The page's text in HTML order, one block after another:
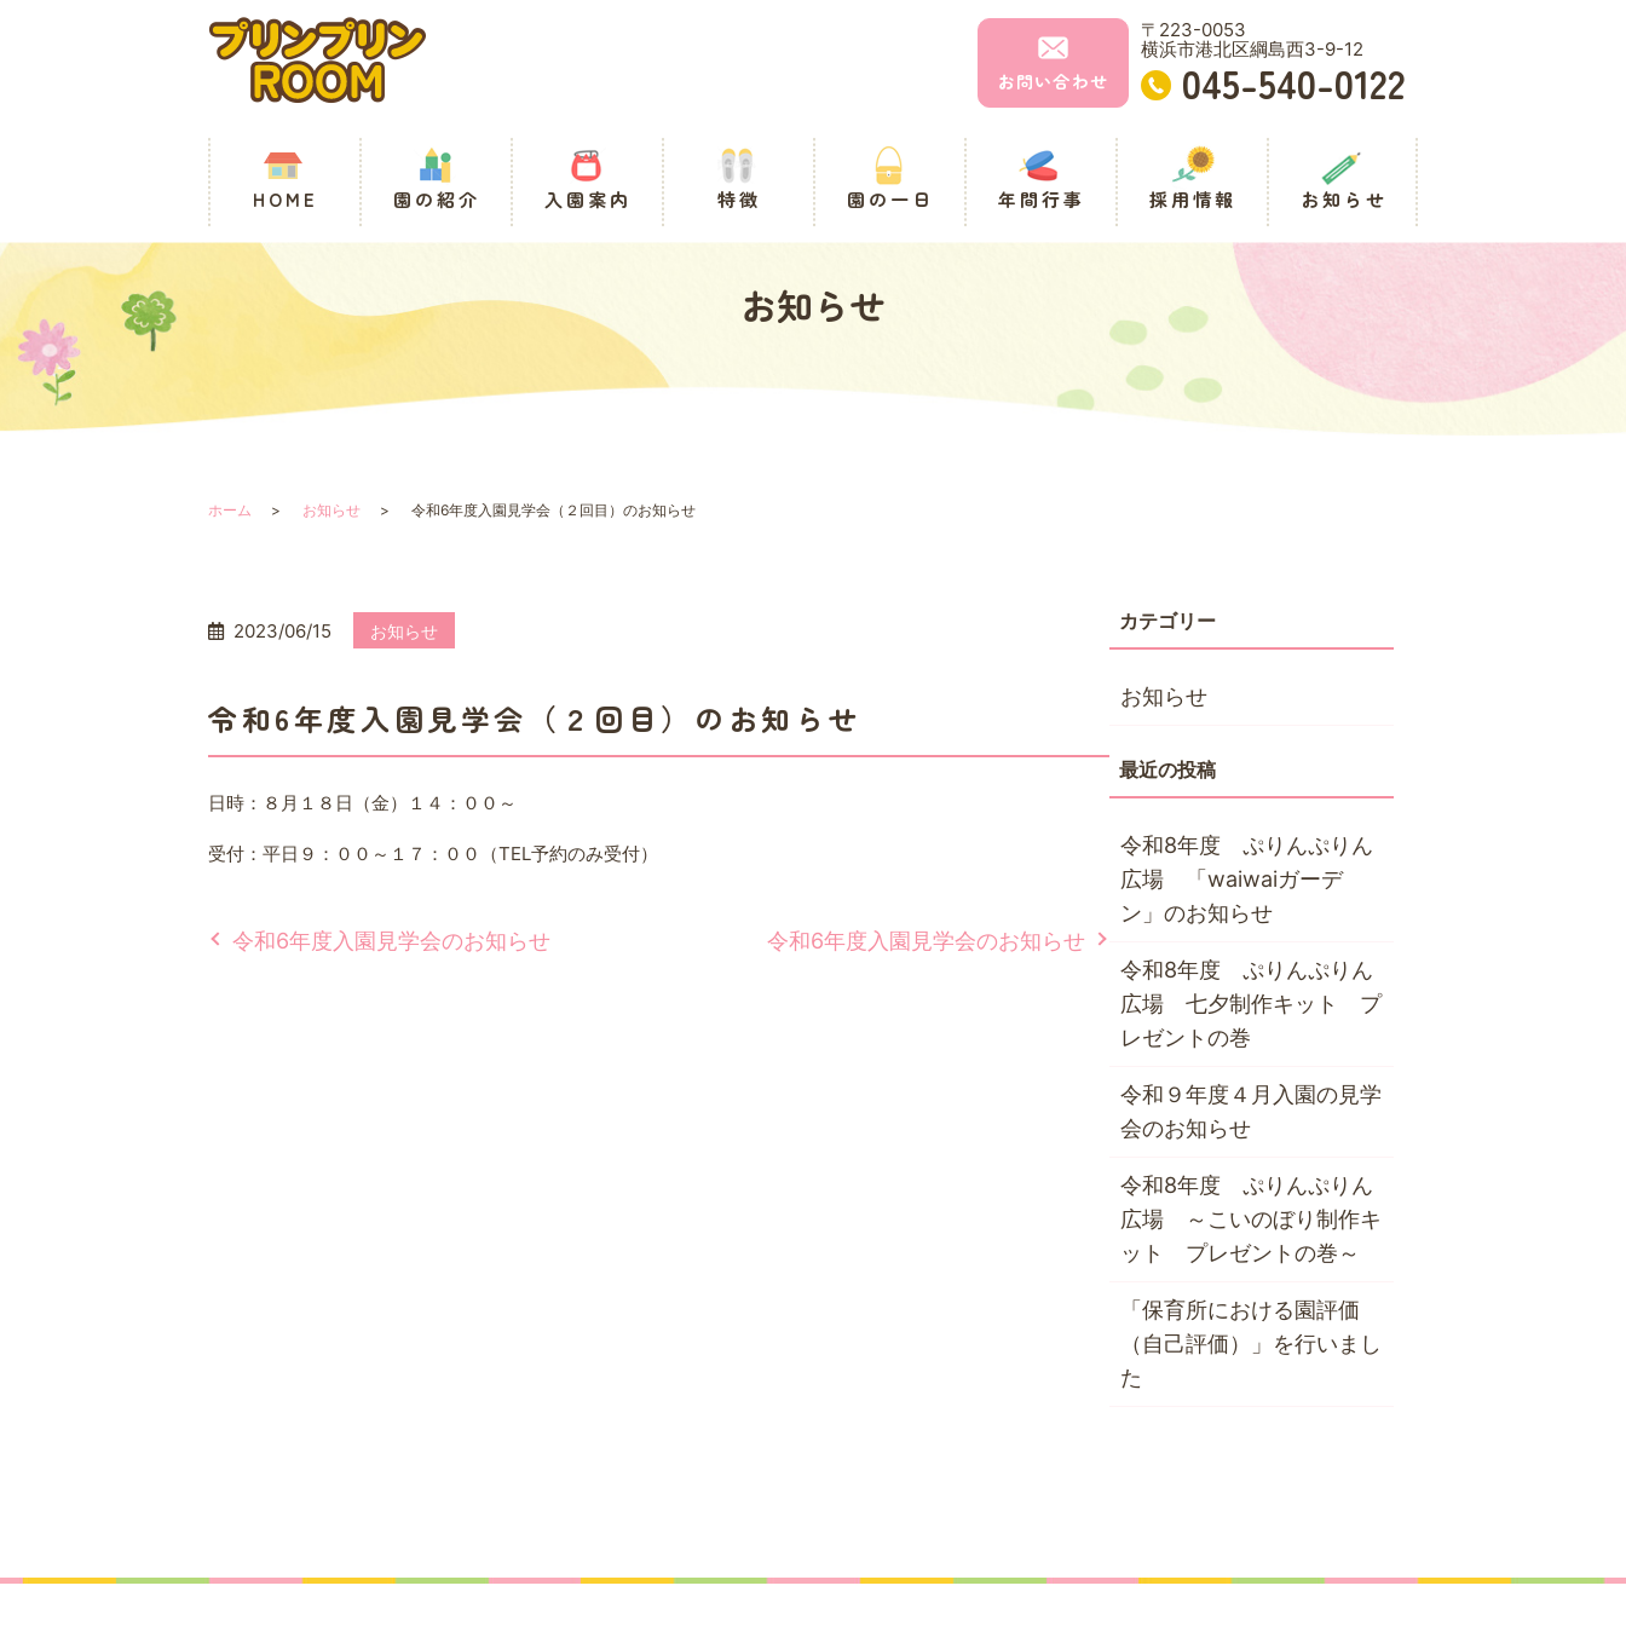
HOME 園の紹介 入園案内 特徴 園の一日 年間行事 採用情報 お知らせ
お問い合わせ
〒223-0053
横浜市港北区綱島西3-9-12
045-540-0122
お知らせ
ホーム お知らせ 令和6年度入園見学会（２回目）のお知らせ
2023/06/15 お知らせ
令和6年度入園見学会（２回目）のお知らせ
日時：８月１８日（金）１４：００～
受付：平日９：００～１７：００（TEL予約のみ受付）
令和6年度入園見学会のお知らせ 令和6年度入園見学会のお知らせ
お知らせ
令和8年度 ぷりんぷりん
広場 「waiwaiガーデ
ン」のお知らせ
令和8年度 ぷりんぷりん
広場 七夕制作キット プ
レゼントの巻
令和９年度４月入園の見学
会のお知らせ
令和8年度 ぷりんぷりん
広場 ～こいのぼり制作キ
ット プレゼントの巻～
「保育所における園評価
（自己評価）」を行いまし
た